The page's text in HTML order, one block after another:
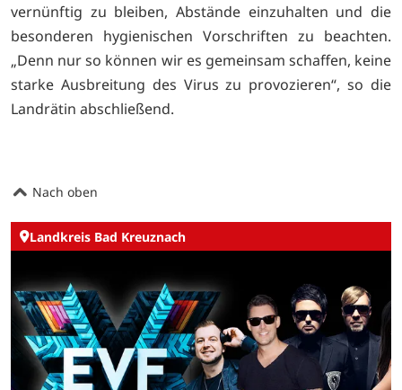
vernünftig zu bleiben, Abstände einzuhalten und die
besonderen hygienischen Vorschriften zu beachten.
„Denn nur so können wir es gemeinsam schaffen, keine
starke Ausbreitung des Virus zu provozieren“, so die
Landrätin abschließend.
Nach oben
Landkreis Bad Kreuznach